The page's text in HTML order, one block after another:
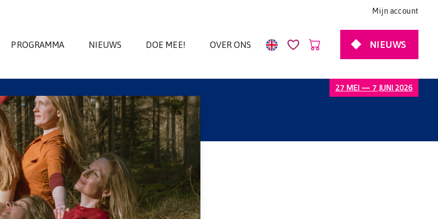
Mijn account
PROGRAMMA NIEUWS DOE MEE! OVER ONS NIEUWS
27 MEI — 7 JUNI 2026